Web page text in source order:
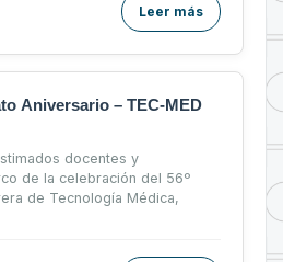
Leer más
Aniversario – TEC-MED
docentes y
de la celebración del 56º
de Tecnología Médica,